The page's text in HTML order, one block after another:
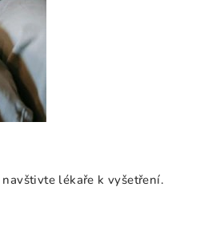
lékaře k vyšetření.